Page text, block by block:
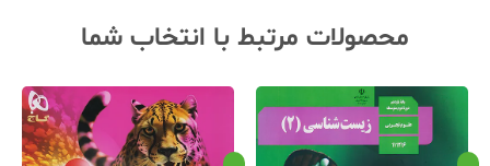
محصولات مرتبط با انتخاب شما